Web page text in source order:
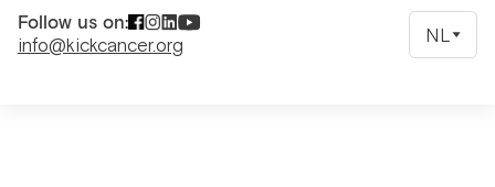
Follow us on:
info@kickcancer.org
NL